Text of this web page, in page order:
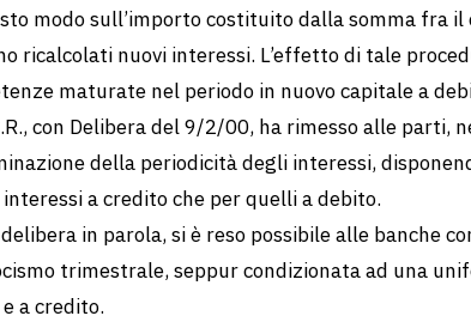
modo sull’importo costituito dalla somma fra
ricalcolati nuovi interessi. L’effetto di tale
maturate nel periodo in nuovo capitale a
con Delibera del 9/2/00, ha rimesso alle parti,
della periodicità degli interessi,
a credito che per quelli a debito.
in parola, si è reso possibile alle banche
trimestrale, seppur condizionata ad una
a credito.